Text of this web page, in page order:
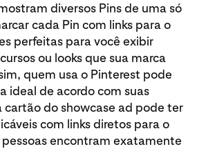
diversos Pins de uma só
cada Pin com links para o
perfeitas para você exibir
ou looks que sua marca
quem usa o Pinterest pode
ideal de acordo com suas
cartão do showcase ad pode ter
com links diretos para o
pessoas encontram exatamente